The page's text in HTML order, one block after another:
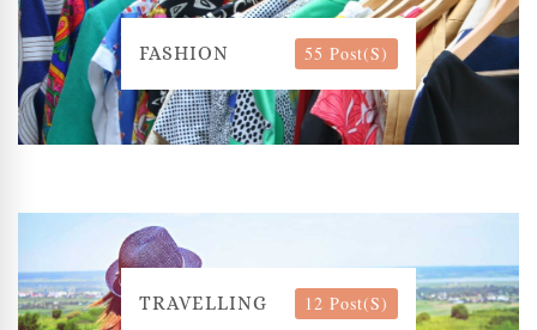
FASHION 55 Post(s)
TRAVELLING 12 Post(s)